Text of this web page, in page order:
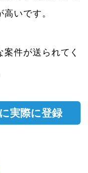
いです。
件が送られてく
実際に登録